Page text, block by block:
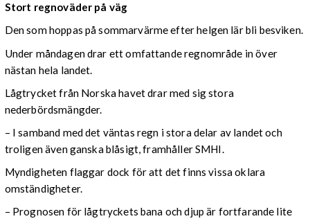
Stort regnoväder på väg
Den som hoppas på sommarvärme efter helgen lär bli besviken.
Under måndagen drar ett omfattande regnområde in över
nästan hela landet.
Lågtrycket från Norska havet drar med sig stora
nederbördsmängder.
– I samband med det väntas regn i stora delar av landet och
troligen även ganska blåsigt, framhåller SMHI.
Myndigheten flaggar dock för att det finns vissa oklara
omständigheter.
– Prognosen för lågtryckets bana och djup är fortfarande lite